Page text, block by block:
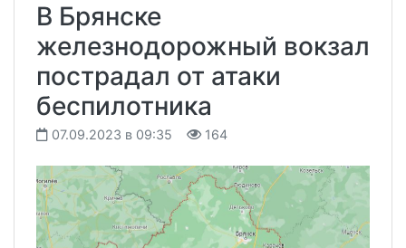
В Брянске
железнодорожный вокзал
пострадал от атаки
беспилотника
07.09.2023 в 09:35 164